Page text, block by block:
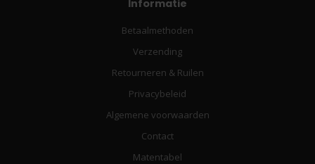
Informatie
Betaalmethoden
Verzending
Retourneren & Ruilen
Privacybeleid
Algemene voorwaarden
Contact
Matentabel